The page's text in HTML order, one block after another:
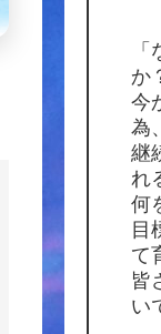
か
今
為、
継
れ
何
目
て
皆
い